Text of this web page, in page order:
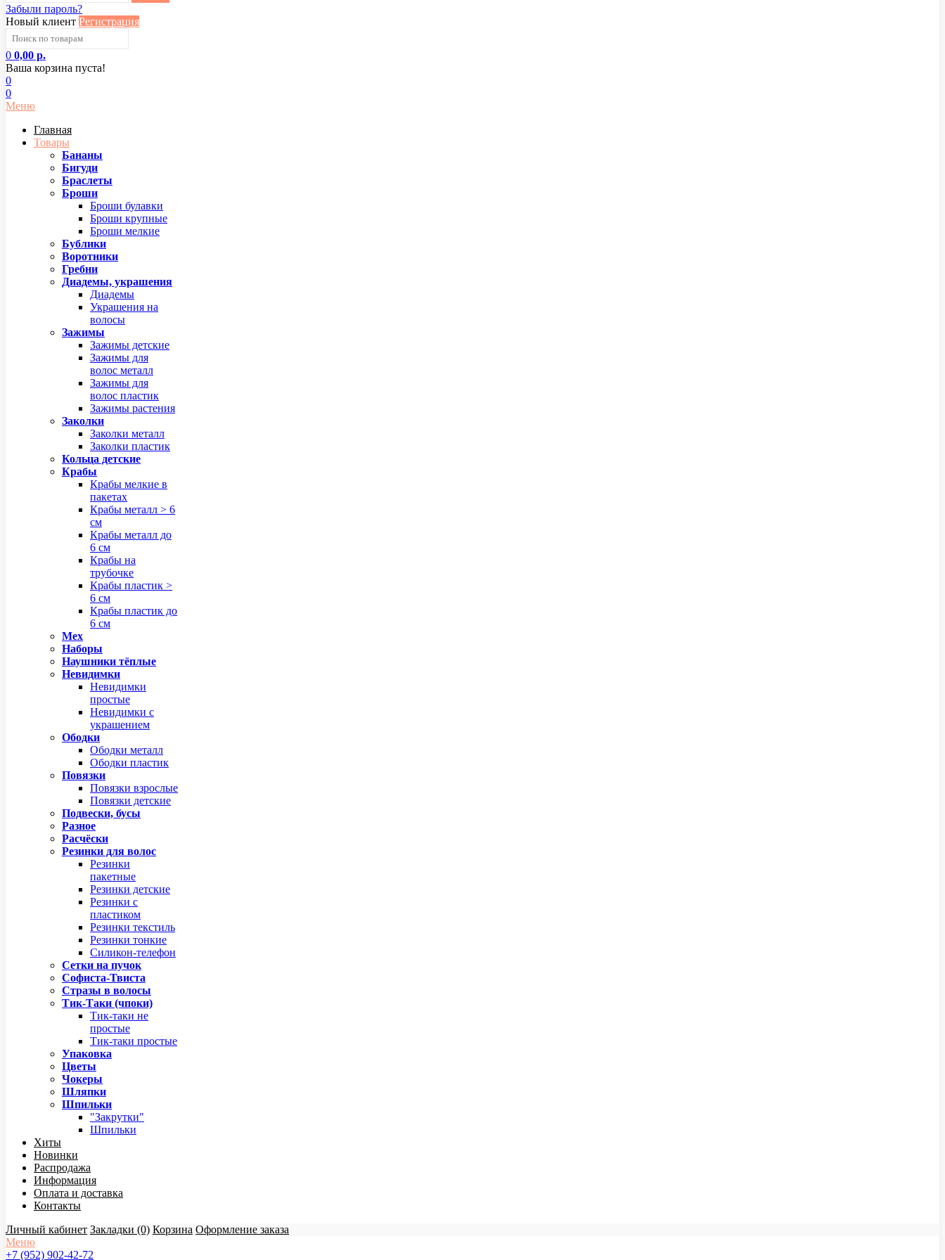
Забыли пароль?
Новый клиент Регистрация
0 0,00 р.
Ваша корзина пуста!
0
0
Меню
Главная
Товары
Бананы
Бигуди
Браслеты
Броши
Броши булавки
Броши крупные
Броши мелкие
Бублики
Воротники
Гребни
Диадемы, украшения
Диадемы
Украшения на
волосы
Зажимы
Зажимы детские
Зажимы для
волос металл
Зажимы для
волос пластик
Зажимы растения
Заколки
Заколки металл
Заколки пластик
Кольца детские
Крабы
Крабы мелкие в
пакетах
Крабы металл > 6
см
Крабы металл до
6 см
Крабы на
трубочке
Крабы пластик >
6 см
Крабы пластик до
6 см
Мех
Наборы
Наушники тёплые
Невидимки
Невидимки
простые
Невидимки с
украшением
Ободки
Ободки металл
Ободки пластик
Повязки
Повязки взрослые
Повязки детские
Подвески, бусы
Разное
Расчёски
Резинки для волос
Резинки
пакетные
Резинки детские
Резинки с
пластиком
Резинки текстиль
Резинки тонкие
Силикон-телефон
Сетки на пучок
Софиста-Твиста
Стразы в волосы
Тик-Таки (чпоки)
Тик-таки не
простые
Тик-таки простые
Упаковка
Цветы
Чокеры
Шляпки
Шпильки
"Закрутки"
Шпильки
Хиты
Новинки
Распродажа
Информация
Оплата и доставка
Контакты
Личный кабинет Закладки (0) Корзина Оформление заказа
Меню
+7 (952) 902-42-72